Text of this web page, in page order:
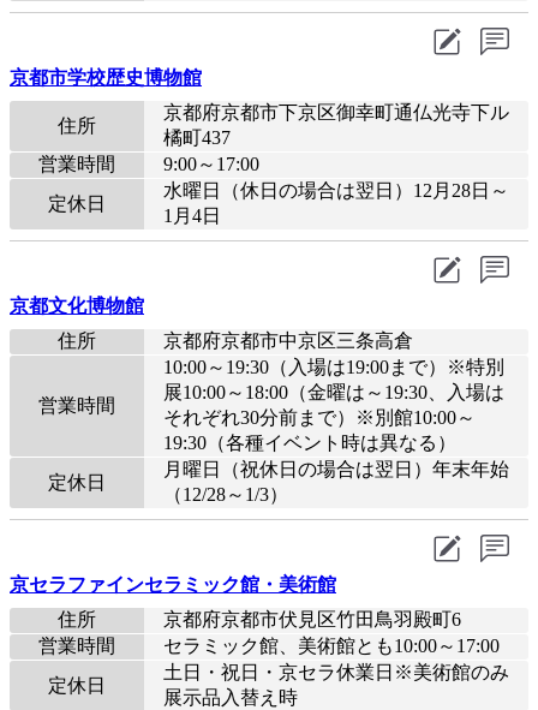
京都市学校歴史博物館
住所
京都府京都市下京区御幸町通仏光寺下ル
橘町437
営業時間
9:00～17:00
定休日
水曜日（休日の場合は翌日）12月28日～
1月4日
京都文化博物館
住所
京都府京都市中京区三条高倉
営業時間
10:00～19:30（入場は19:00まで）※特別
展10:00～18:00（金曜は～19:30、入場は
それぞれ30分前まで）※別館10:00～
19:30（各種イベント時は異なる）
定休日
月曜日（祝休日の場合は翌日）年末年始
（12/28～1/3）
京セラファインセラミック館・美術館
住所
京都府京都市伏見区竹田鳥羽殿町6
営業時間
セラミック館、美術館とも10:00～17:00
定休日
土日・祝日・京セラ休業日※美術館のみ
展示品入替え時